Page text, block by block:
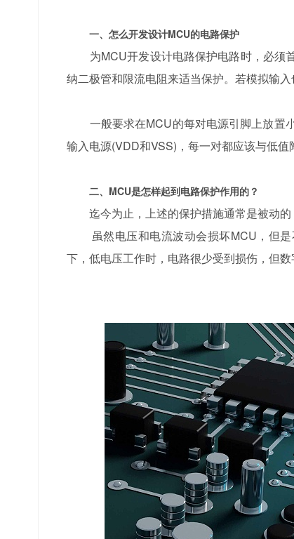
一、怎么开发设计MCU的电路保护
为MCU开发设计电路保护电路时，必须
纳二极管和限流电阻来适当保护。若模拟输
一般要求在MCU的每对电源引脚上放置
输入电源(VDD和VSS)，每一对都应该与低值
二、MCU是怎样起到电路保护作用的？
迄今为止，上述的保护措施通常是被动的
虽然电压和电流波动会损坏MCU，但是
下，低电压工作时，电路很少受到损伤，但数